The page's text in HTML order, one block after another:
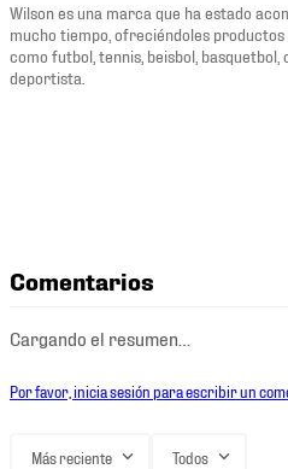
Wilson es una marca que ha estado
mucho tiempo, ofreciéndoles
como futbol, tennis, beisbol,
deportista.
Comentarios
Cargando el resumen…
Por favor, inicia sesión para escribir un
Más reciente Todos